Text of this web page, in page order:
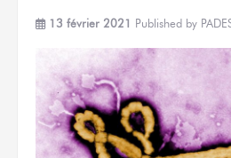
13 février 2021 Published by